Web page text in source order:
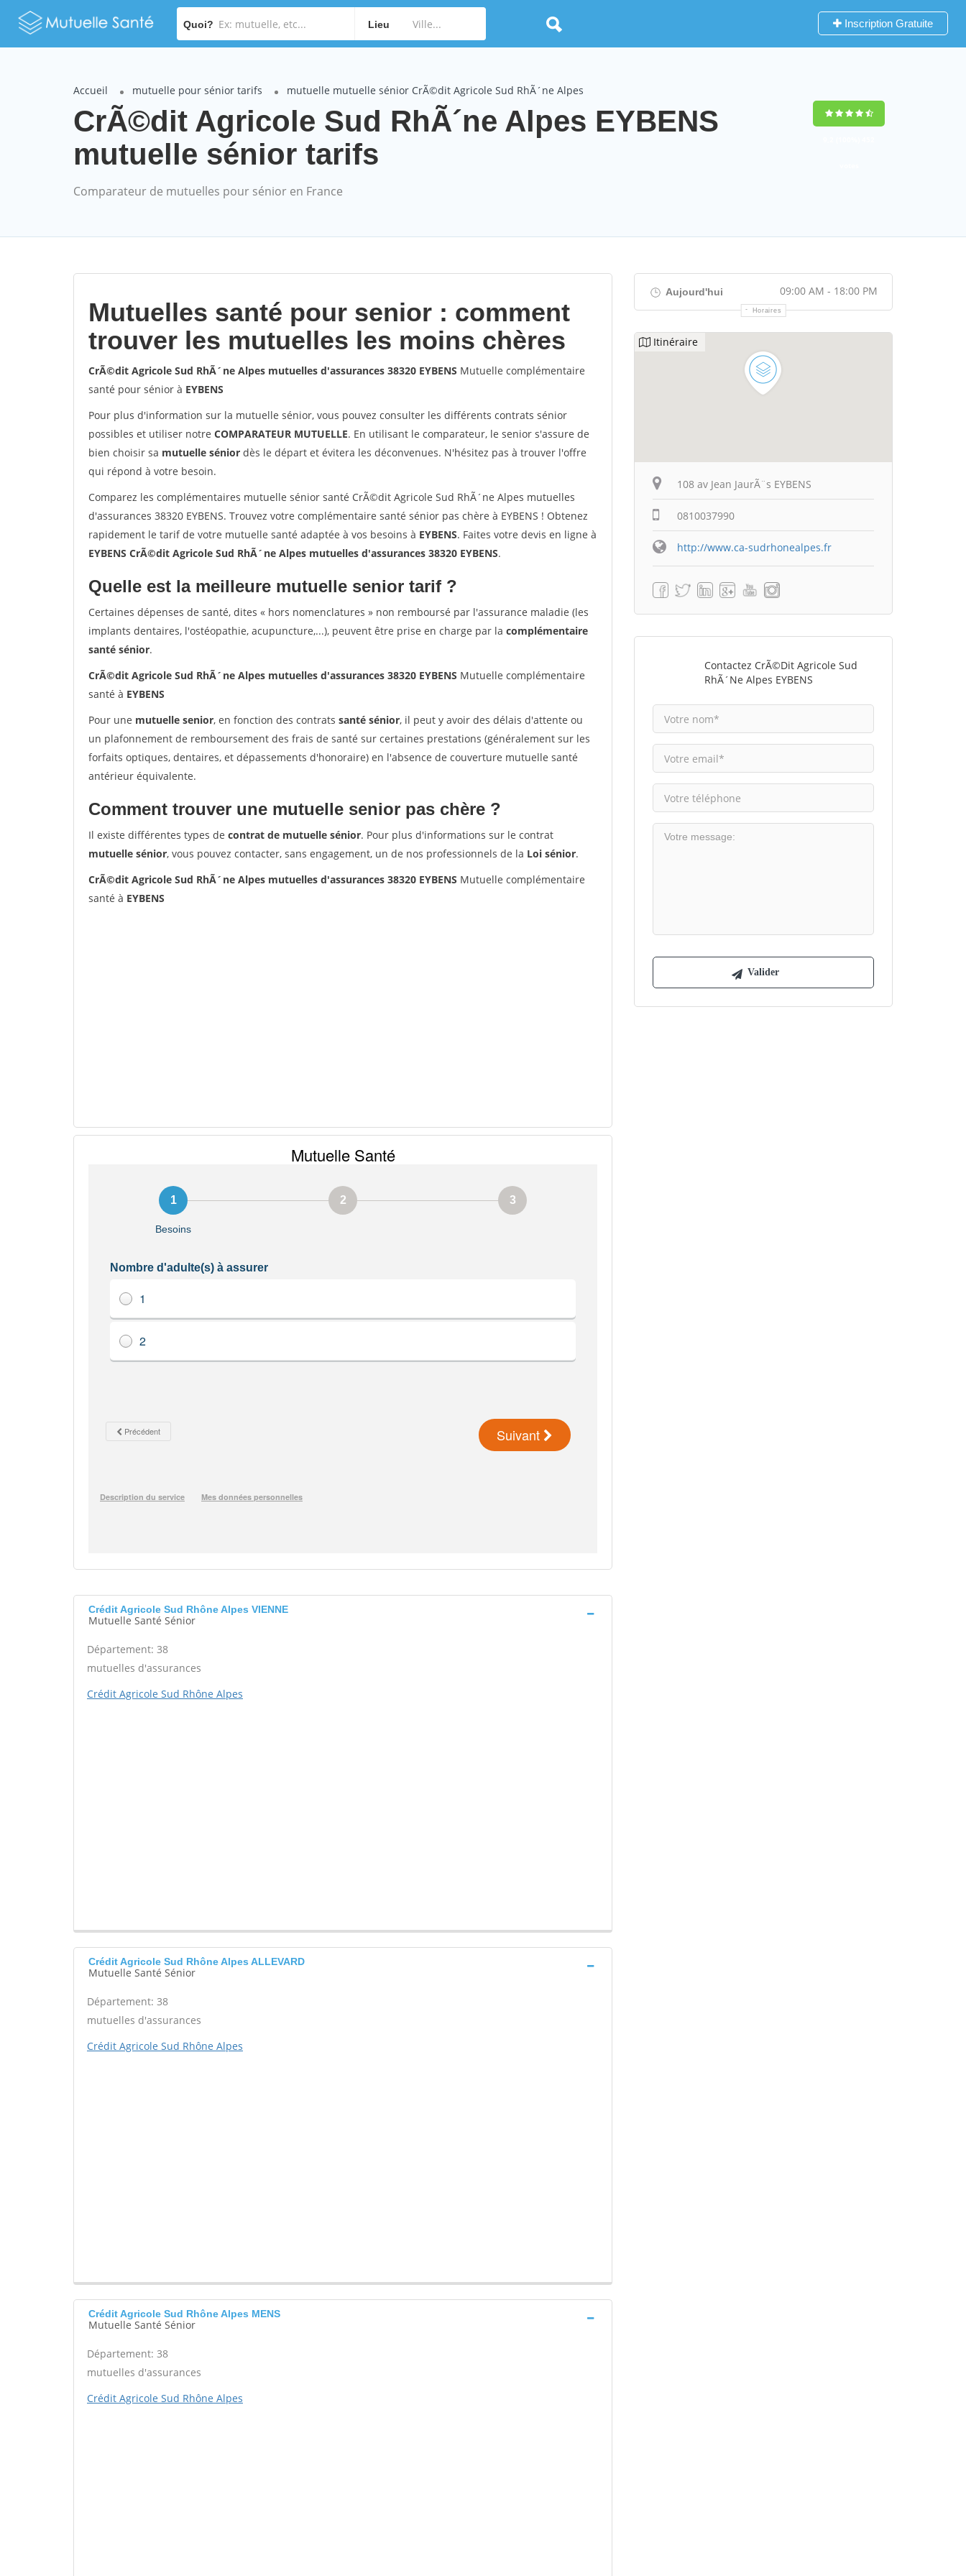
Quoi? Lieu Inscription Gratuite
Accueil mutuelle pour sénior tarifs mutuelle mutuelle sénior CrÃ©dit Agricole Sud RhÃ´ne Alpes
CrÃ©dit Agricole Sud RhÃ´ne Alpes EYBENS
mutuelle sénior tarifs
Comparateur de mutuelles pour sénior en France
Mutuelles santé pour senior : comment
trouver les mutuelles les moins chères
CrÃ©dit Agricole Sud RhÃ´ne Alpes mutuelles d'assurances 38320 EYBENS Mutuelle complémentaire
santé pour sénior à EYBENS
Pour plus d'information sur la mutuelle sénior, vous pouvez consulter les différents contrats sénior
possibles et utiliser notre COMPARATEUR MUTUELLE. En utilisant le comparateur, le senior s'assure de
bien choisir sa mutuelle sénior dès le départ et évitera les déconvenues. N'hésitez pas à trouver l'offre
qui répond à votre besoin.
Comparez les complémentaires mutuelle sénior santé CrÃ©dit Agricole Sud RhÃ´ne Alpes mutuelles
d'assurances 38320 EYBENS. Trouvez votre complémentaire santé sénior pas chère à EYBENS ! Obtenez
rapidement le tarif de votre mutuelle santé adaptée à vos besoins à EYBENS. Faites votre devis en ligne à
EYBENS CrÃ©dit Agricole Sud RhÃ´ne Alpes mutuelles d'assurances 38320 EYBENS.
Quelle est la meilleure mutuelle senior tarif ?
Certaines dépenses de santé, dites « hors nomenclatures » non remboursé par l'assurance maladie (les
implants dentaires, l'ostéopathie, acupuncture,...), peuvent être prise en charge par la complémentaire
santé sénior.
CrÃ©dit Agricole Sud RhÃ´ne Alpes mutuelles d'assurances 38320 EYBENS Mutuelle complémentaire
santé à EYBENS
Pour une mutuelle senior, en fonction des contrats santé sénior, il peut y avoir des délais d'attente ou
un plafonnement de remboursement des frais de santé sur certaines prestations (généralement sur les
forfaits optiques, dentaires, et dépassements d'honoraire) en l'absence de couverture mutuelle santé
antérieur équivalente.
Comment trouver une mutuelle senior pas chère ?
Il existe différentes types de contrat de mutuelle sénior. Pour plus d'informations sur le contrat
mutuelle sénior, vous pouvez contacter, sans engagement, un de nos professionnels de la Loi sénior.
CrÃ©dit Agricole Sud RhÃ´ne Alpes mutuelles d'assurances 38320 EYBENS Mutuelle complémentaire
santé à EYBENS
Crédit Agricole Sud Rhône Alpes VIENNE
Mutuelle Santé Sénior
Département: 38
mutuelles d'assurances
Crédit Agricole Sud Rhône Alpes
Crédit Agricole Sud Rhône Alpes ALLEVARD
Mutuelle Santé Sénior
Département: 38
mutuelles d'assurances
Crédit Agricole Sud Rhône Alpes
Crédit Agricole Sud Rhône Alpes MENS
Mutuelle Santé Sénior
Département: 38
mutuelles d'assurances
Crédit Agricole Sud Rhône Alpes
Aujourd'hui 09:00 AM - 18:00 PM
Horaires
Itinéraire
108 av Jean JaurÃ¨s EYBENS
0810037990
http://www.ca-sudrhonealpes.fr
Contactez CrÃ©dit Agricole Sud
RhÃ´ne Alpes EYBENS